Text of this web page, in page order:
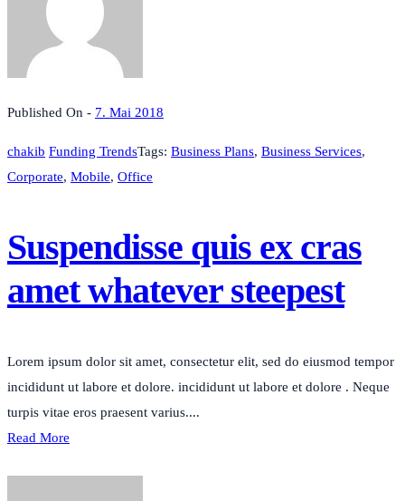
Published On - 7. Mai 2018
chakib Funding TrendsTags: Business Plans, Business Services,
Corporate, Mobile, Office
Suspendisse quis ex cras
amet whatever steepest
Lorem ipsum dolor sit amet, consectetur elit, sed do eiusmod tempor
incididunt ut labore et dolore. incididunt ut labore et dolore . Neque
turpis vitae eros praesent varius....
Read More